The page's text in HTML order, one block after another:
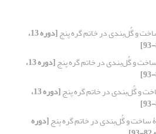
و گُل‌بندی در خاتم گره پنج [دوره 13،
و گُل‌بندی در خاتم گره پنج [دوره 13،
و گُل‌بندی در خاتم گره پنج [دوره 13،
و گُل‌بندی در خاتم گره پنج[دوره